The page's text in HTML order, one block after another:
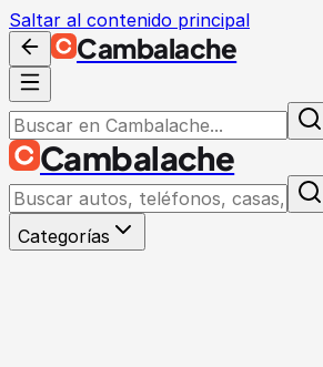
Saltar al contenido principal
Cambalache
Cambalache
Categorías